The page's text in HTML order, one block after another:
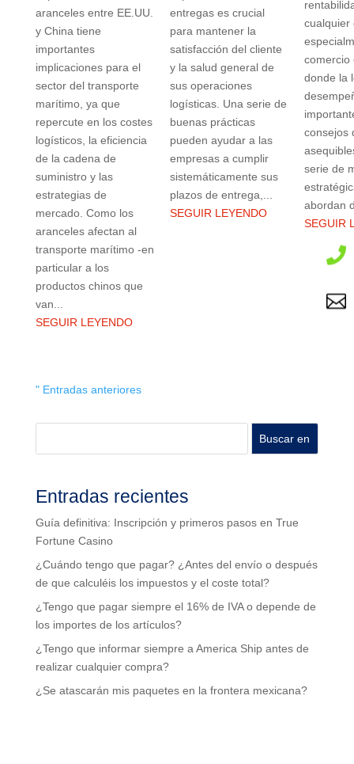


aranceles entre EE.UU.
y China tiene
importantes
implicaciones para el
sector del transporte
marítimo, ya que
repercute en los costes
logísticos, la eficiencia
de la cadena de
suministro y las
estrategias de
mercado. Como los
aranceles afectan al
transporte marítimo -en
particular a los
productos chinos que
van...
SEGUIR LEYENDO
entregas es crucial
para mantener la
satisfacción del cliente
y la salud general de
sus operaciones
logísticas. Una serie de
buenas prácticas
pueden ayudar a las
empresas a cumplir
sistemáticamente sus
plazos de entrega,...
SEGUIR LEYENDO
cualquier
comercio
donde la
consejos
serie de
abordan
SEGUIR
" Entradas anteriores
Buscar en
Entradas recientes
Guía definitiva: Inscripción y primeros pasos en True
Fortune Casino
¿Cuándo tengo que pagar? ¿Antes del envío o después
de que calculéis los impuestos y el coste total?
¿Tengo que pagar siempre el 16% de IVA o depende de
los importes de los artículos?
¿Tengo que informar siempre a America Ship antes de
realizar cualquier compra?
¿Se atascarán mis paquetes en la frontera mexicana?